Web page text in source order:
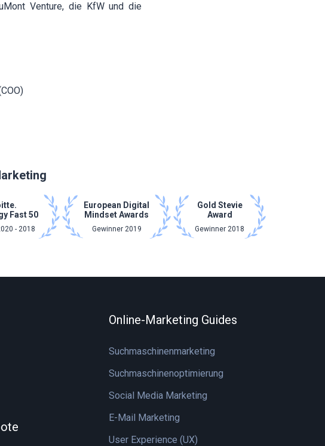
Venture, die KfW und die
Fast 50
- 2018
European Digital
Mindset Awards
Gewinner 2019
Gold Stevie
Award
Gewinner 2018
Online-Marketing Guides
Suchmaschinenmarketing
Suchmaschinenoptimierung
Social Media Marketing
E-Mail Marketing
User Experience (UX)